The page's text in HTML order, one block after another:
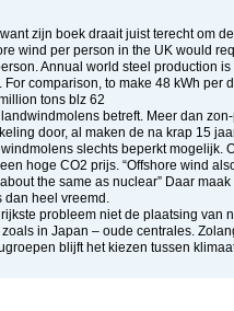
zijn boek draait juist terecht om
wind per person in the UK would
Annual world steel production
comparison, to make 48 kWh per
tons blz 62
betreft. Meer dan
door, al maken de na krap 15
slechts beperkt mogelijk.
hoge CO2 prijs. “Offshore wind
the same as nuclear” Daar
dan heel vreemd.
probleem niet de plaatsing van
in Japan – oude centrales.
blijft het kiezen tussen